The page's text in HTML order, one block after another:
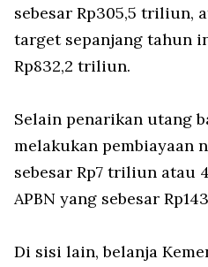
sebesar Rp305,5 triliun,
target sepanjang tahun
Rp832,2 triliun.
Selain penarikan utang
melakukan pembiayaan
sebesar Rp7 triliun atau
APBN yang sebesar
Di sisi lain, belanja